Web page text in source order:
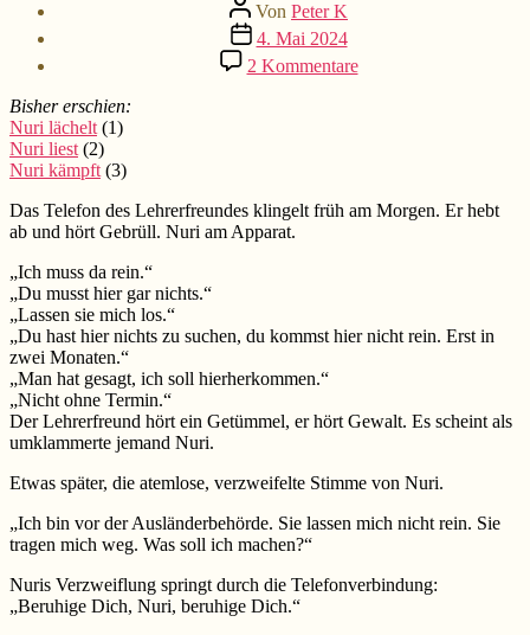
Von Peter K
Beitragsdatum
4. Mai 2024
2 Kommentarezu
Nuris
Bisher erschien:
Nuri lächelt (1)
Nuri liest (2)
Nuri kämpft (3)
Das Telefon des Lehrerfreundes klingelt früh am Morgen. Er hebt
ab und hört Gebrüll. Nuri am Apparat.
„Ich muss da rein.“
„Du musst hier gar nichts.“
„Lassen sie mich los.“
„Du hast hier nichts zu suchen, du kommst hier nicht rein. Erst in
zwei Monaten.“
„Man hat gesagt, ich soll hierherkommen.“
„Nicht ohne Termin.“
Der Lehrerfreund hört ein Getümmel, er hört Gewalt. Es scheint als
umklammerte jemand Nuri.
Etwas später, die atemlose, verzweifelte Stimme von Nuri.
„Ich bin vor der Ausländerbehörde. Sie lassen mich nicht rein. Sie
tragen mich weg. Was soll ich machen?“
Nuris Verzweiflung springt durch die Telefonverbindung:
„Beruhige Dich, Nuri, beruhige Dich.“